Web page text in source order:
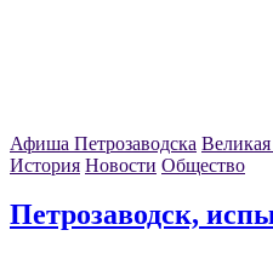
Афиша Петрозаводска
История Новости Общество
Петрозаводск,